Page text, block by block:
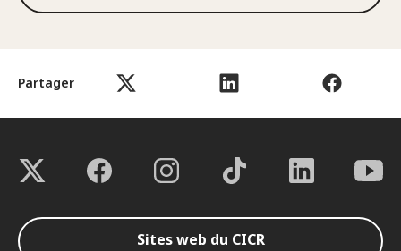
Partager
Sites web du CICR